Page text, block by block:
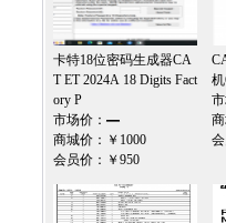
卡特18位密码生成器CA
T ET 2024A 18 Digits Fact
ory P
市场价： —
商城价： ￥1000
会员价： ￥950